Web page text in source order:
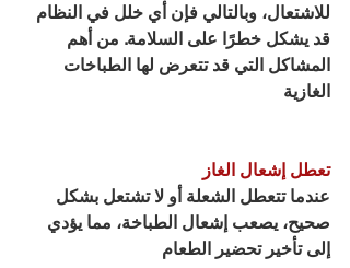
للاشتعال، وبالتالي فإن أي خلل في النظام
قد يشكل خطرًا على السلامة. من أهم
المشاكل التي قد تتعرض لها الطباخات
الغازية
تعطل إشعال الغاز
عندما تتعطل الشعلة أو لا تشتعل بشكل
صحيح، يصعب إشعال الطباخة، مما يؤدي
إلى تأخير تحضير الطعام